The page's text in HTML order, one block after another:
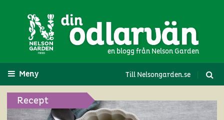
en blogg från Nelson Garden
Meny Till Nelsongarden.se
Recept